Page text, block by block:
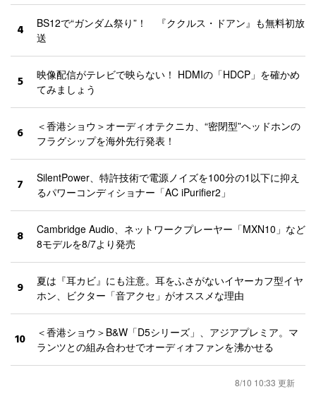
4
BS12で“ガンダム祭り”！ 『ククルス・ドアン』も無料初放
送
5
映像配信がテレビで映らない！ HDMIの「HDCP」を確かめ
てみましょう
6
＜香港ショウ＞オーディオテクニカ、“密閉型”ヘッドホンの
フラグシップを海外先行発表！
7
SilentPower、特許技術で電源ノイズを100分の1以下に抑え
るパワーコンディショナー「AC iPurifier2」
8
Cambridge Audio、ネットワークプレーヤー「MXN10」など
8モデルを8/7より発売
9
夏は『耳カビ』にも注意。耳をふさがないイヤーカフ型イヤ
ホン、ビクター「音アクセ」がオススメな理由
10
＜香港ショウ＞B&W「D5シリーズ」、アジアプレミア。マ
ランツとの組み合わせでオーディオファンを沸かせる
8/10 10:33 更新